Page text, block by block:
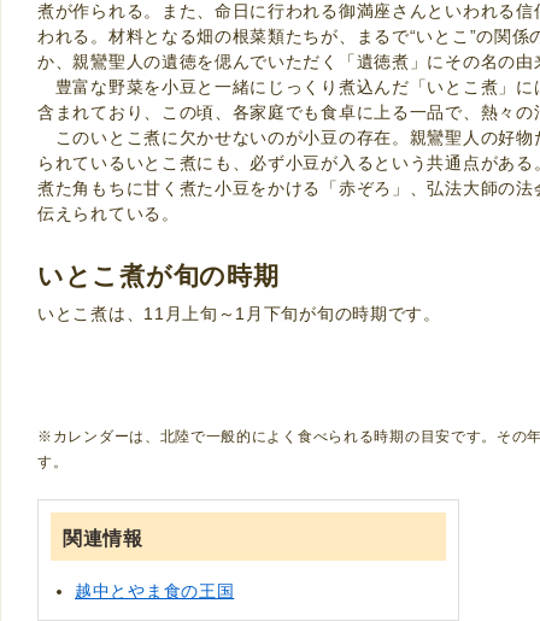
煮が作られる。また、命日に行われる御満座さんといわれる
われる。材料となる畑の根菜類たちが、まるで“いとこ”の関
か、親鸞聖人の遺徳を偲んでいただく「遺徳煮」にその名の
豊富な野菜を小豆と一緒にじっくり煮込んだ「いとこ煮」
含まれており、この頃、各家庭でも食卓に上る一品で、熱々
このいとこ煮に欠かせないのが小豆の存在。親鸞聖人の好
られているいとこ煮にも、必ず小豆が入るという共通点があ
煮た角もちに甘く煮た小豆をかける「赤ぞろ」、弘法大師の
伝えられている。
いとこ煮が旬の時期
いとこ煮は、11月上旬～1月下旬が旬の時期です。
※カレンダーは、北陸で一般的によく食べられる時期の目安です。その
す。
関連情報
越中とやま食の王国